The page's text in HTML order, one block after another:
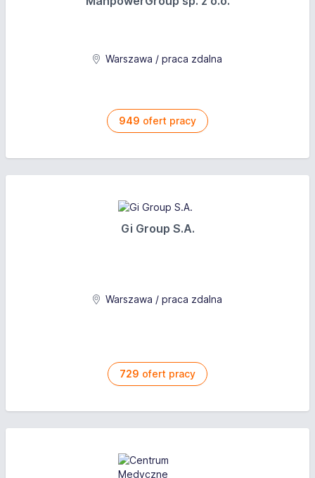
Warszawa / praca zdalna
949 ofert pracy
Gi Group S.A.
Warszawa / praca zdalna
729 ofert pracy